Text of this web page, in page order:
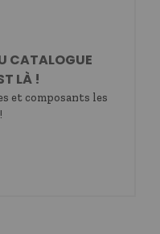
CATALOGUE
LÀ !
et composants les